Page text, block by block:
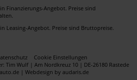
Finanzierungs-Angebot. Preise sind
Leasing-Angebot. Preise sind Bruttopreise.
Cookie Einstellungen
Tim Wulf | Am Nordkreuz 10 | DE-26180 Rastede
| Webdesign by audaris.de